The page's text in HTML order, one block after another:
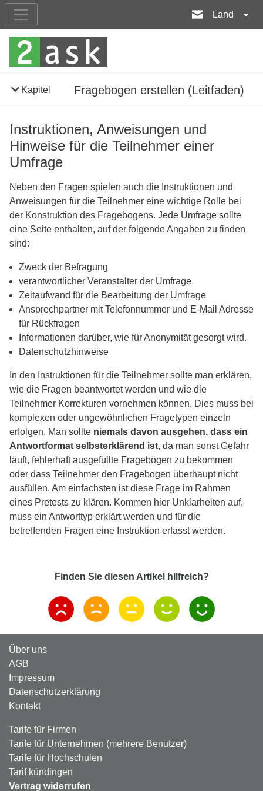
Land
Kapitel Fragebogen erstellen (Leitfaden)
Instruktionen, Anweisungen und
Hinweise für die Teilnehmer einer
Umfrage
Neben den Fragen spielen auch die Instruktionen und
Anweisungen für die Teilnehmer eine wichtige Rolle bei
der Konstruktion des Fragebogens. Jede Umfrage sollte
eine Seite enthalten, auf der folgende Angaben zu finden
sind:
Zweck der Befragung
verantwortlicher Veranstalter der Umfrage
Zeitaufwand für die Bearbeitung der Umfrage
Ansprechpartner mit Telefonnummer und E-Mail Adresse
für Rückfragen
Informationen darüber, wie für Anonymität gesorgt wird.
Datenschutzhinweise
In den Instruktionen für die Teilnehmer sollte man erklären,
wie die Fragen beantwortet werden und wie die
Teilnehmer Korrekturen vornehmen können. Dies muss bei
komplexen oder ungewöhnlichen Fragetypen einzeln
erfolgen. Man sollte niemals davon ausgehen, dass ein
Antwortformat selbsterklärend ist, da man sonst Gefahr
läuft, fehlerhaft ausgefüllte Fragebögen zu bekommen
oder dass Teilnehmer den Fragebogen überhaupt nicht
ausfüllen. Am einfachsten ist diese Frage im Rahmen
eines Pretests zu klären. Kommen hier Unklarheiten auf,
muss ein Antworttyp erklärt werden und für die
betreffenden Fragen eine Instruktion erfasst werden.
Finden Sie diesen Artikel hilfreich?
Über uns
AGB
Impressum
Datenschutzerklärung
Kontakt
Tarife für Firmen
Tarife für Unternehmen (mehrere Benutzer)
Tarife für Hochschulen
Tarif kündingen
Vertrag widerrufen